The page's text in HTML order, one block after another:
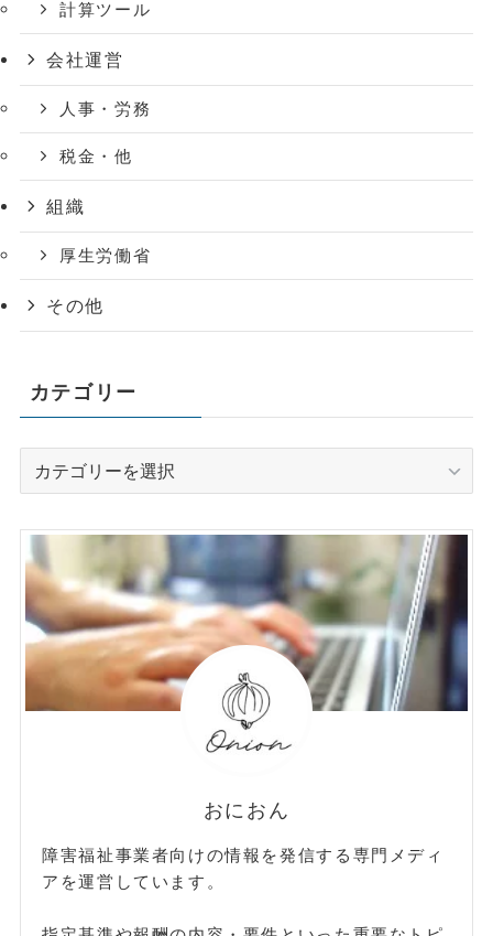
計算ツール
会社運営
人事・労務
税金・他
組織
厚生労働省
その他
カテゴリー
ー
おにおん
障害福祉事業者向けの情報を発信する専門メディ
アを運営しています。